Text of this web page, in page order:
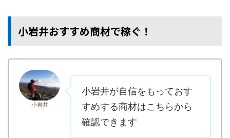
小岩井おすすめ商材で稼ぐ！
小岩井
小岩井が自信をもっておす
すめする商材はこちらから
確認できます